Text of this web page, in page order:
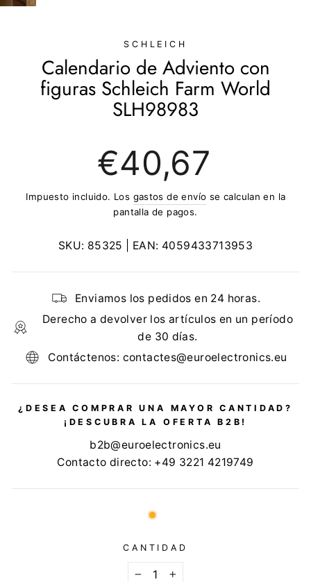
SCHLEICH
Calendario de Adviento con
figuras Schleich Farm World
SLH98983
regular
€40,67
Impuesto incluido. Los gastos de envío se calculan en la
pantalla de pagos.
SKU: 85325 | EAN: 4059433713953
Enviamos los pedidos en 24 horas.
Derecho a devolver los artículos en un período
de 30 días.
Contáctenos: contactes@euroelectronics.eu
¿DESEA COMPRAR UNA MAYOR CANTIDAD?
¡DESCUBRA LA OFERTA B2B!
b2b@euroelectronics.eu
Contacto directo: +49 3221 4219749
CANTIDAD